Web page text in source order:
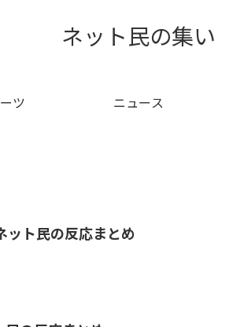
ネット民の集い
ツ ニュース
ット民の反応まとめ